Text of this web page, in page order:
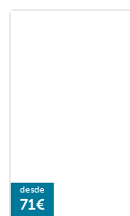
desde
71€